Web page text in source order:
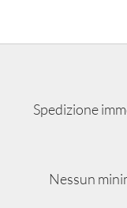
Spedizione
Nessun